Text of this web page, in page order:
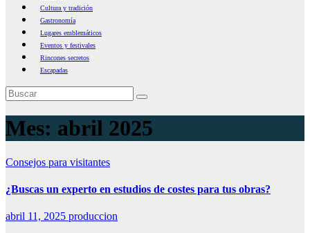
Cultura y tradición
Gastronomía
Lugares emblemáticos
Eventos y festivales
Rincones secretos
Escapadas
Mes: abril 2025
Consejos para visitantes
¿Buscas un experto en estudios de costes para tus obras?
abril 11, 2025 produccion